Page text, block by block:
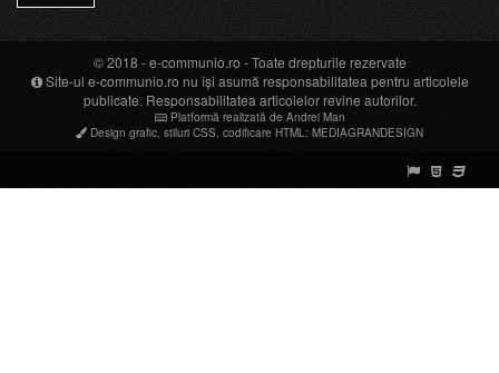
© 2018 -e-communio.ro - Toate drepturile rezervate
Site-ul e-communio.ro nu își asumă responsabilitatea pentru articolele
publicate. Responsabilitatea articolelor revine autorilor.
Platformă realizată de Andrei Man
Design grafic stiluri CSS codificare HTML : MEDIAGRANDESIGN